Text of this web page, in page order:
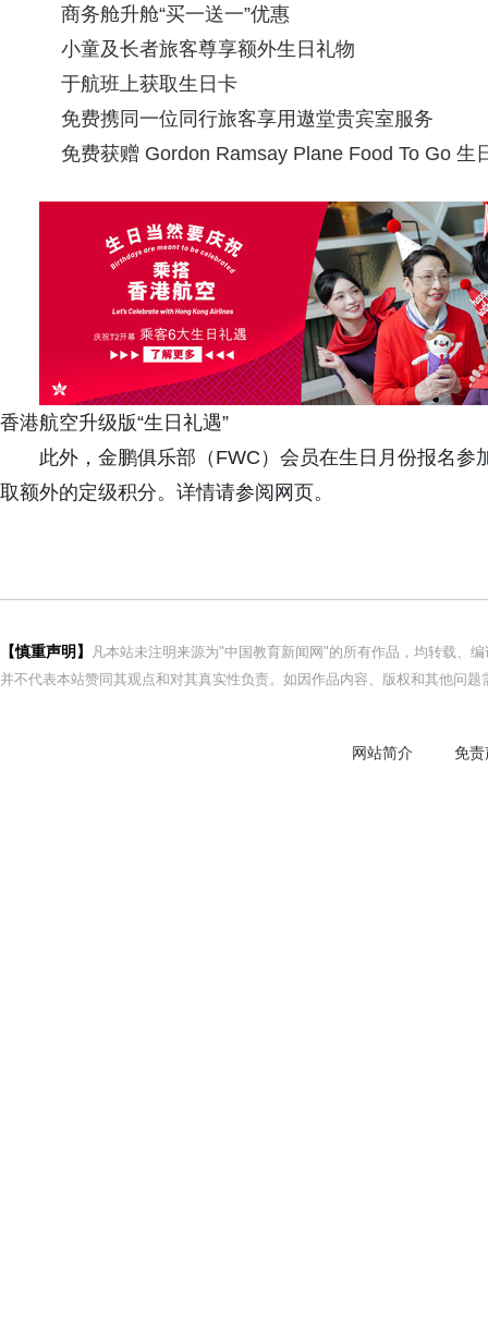
商务舱升舱“买一送一”优惠
小童及长者旅客尊享额外生日礼物
于航班上获取生日卡
免费携同一位同行旅客享用遨堂贵宾室服务
免费获赠 Gordon Ramsay Plane Food To Go 生
香港航空升级版“生日礼遇”
此外，金鹏俱乐部（FWC）会员在生日月份报名参
取额外的定级积分。详情请参阅网页。
【慎重声明】
凡本站未注明来源为"中国教育新闻网"的所有作品，均转载、
并不代表本站赞同其观点和对其真实性负责。如因作品内容、版权和其他问
网站简介 免责